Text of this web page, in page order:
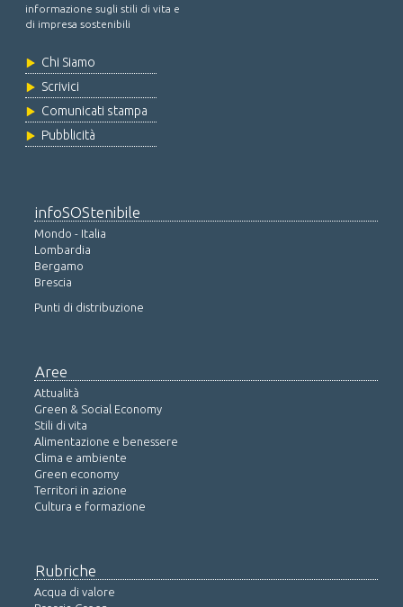
informazione sugli stili di vita e
di impresa sostenibili
Chi Siamo
Scrivici
Comunicati stampa
Pubblicità
infoSOStenibile
Mondo - Italia
Lombardia
Bergamo
Brescia
Punti di distribuzione
Aree
Attualità
Green & Social Economy
Stili di vita
Alimentazione e benessere
Clima e ambiente
Green economy
Territori in azione
Cultura e formazione
Rubriche
Acqua di valore